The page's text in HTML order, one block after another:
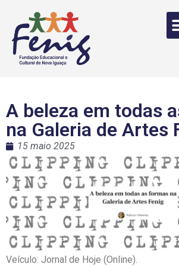
A beleza em todas
na Galeria de Artes
15 maio 2025
Veículo: Jornal de Hoje (Online).